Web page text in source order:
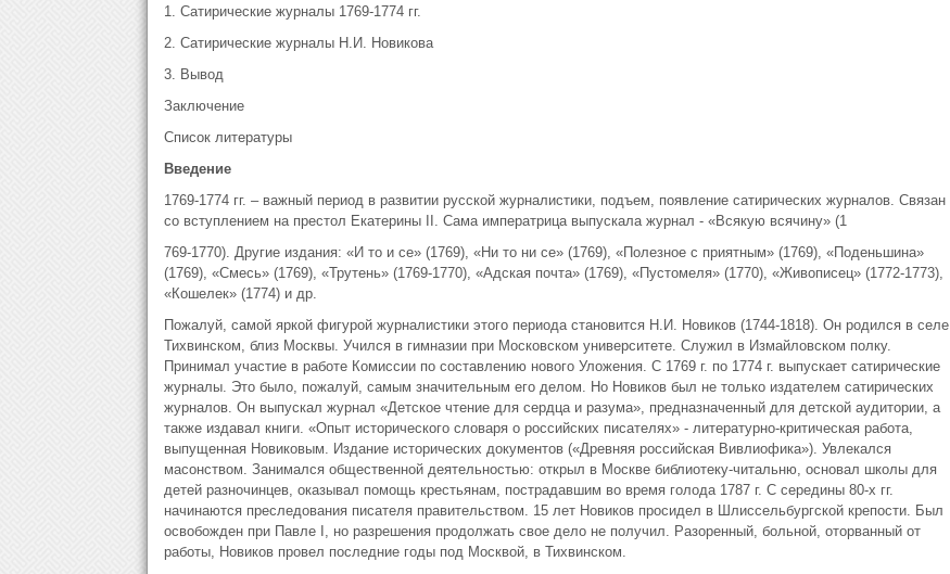
1. Сатирические журналы 1769-1774 гг.
2. Сатирические журналы Н.И. Новикова
3. Вывод
Заключение
Список литературы
Введение
1769-1774 гг. – важный период в развитии русской журналистики, подъем, появление сатирических журналов. Связан
со вступлением на престол Екатерины II. Сама императрица выпускала журнал - «Всякую всячину» (1
769-1770). Другие издания: «И то и се» (1769), «Ни то ни се» (1769), «Полезное с приятным» (1769), «Поденьшина»
(1769), «Смесь» (1769), «Трутень» (1769-1770), «Адская почта» (1769), «Пустомеля» (1770), «Живописец» (1772-1773),
«Кошелек» (1774) и др.
Пожалуй, самой яркой фигурой журналистики этого периода становится Н.И. Новиков (1744-1818). Он родился в селе
Тихвинском, близ Москвы. Учился в гимназии при Московском университете. Служил в Измайловском полку.
Принимал участие в работе Комиссии по составлению нового Уложения. С 1769 г. по 1774 г. выпускает сатирические
журналы. Это было, пожалуй, самым значительным его делом. Но Новиков был не только издателем сатирических
журналов. Он выпускал журнал «Детское чтение для сердца и разума», предназначенный для детской аудитории, а
также издавал книги. «Опыт исторического словаря о российских писателях» - литературно-критическая работа,
выпущенная Новиковым. Издание исторических документов («Древняя российская Вивлиофика»). Увлекался
масонством. Занимался общественной деятельностью: открыл в Москве библиотеку-читальню, основал школы для
детей разночинцев, оказывал помощь крестьянам, пострадавшим во время голода 1787 г. С середины 80-х гг.
начинаются преследования писателя правительством. 15 лет Новиков просидел в Шлиссельбургской крепости. Был
освобожден при Павле I, но разрешения продолжать свое дело не получил. Разоренный, больной, оторванный от
работы, Новиков провел последние годы под Москвой, в Тихвинском.